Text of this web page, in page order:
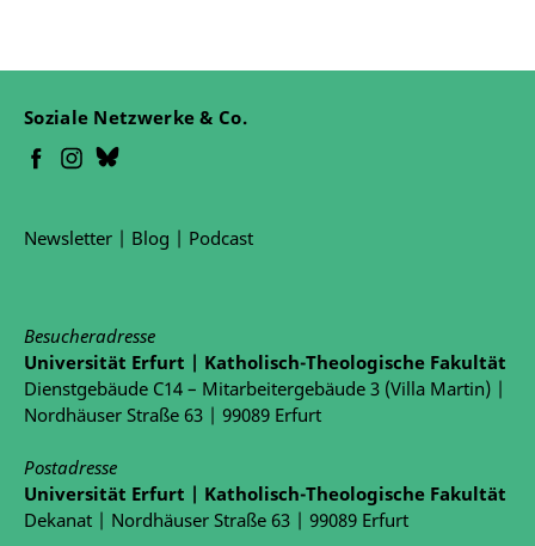
Soziale Netzwerke & Co.
Newsletter | Blog | Podcast
Besucheradresse
Universität Erfurt | Katholisch-Theologische Fakultät
Dienstgebäude C14 – Mitarbeitergebäude 3 (Villa Martin) |
Nordhäuser Straße 63 | 99089 Erfurt
Postadresse
Universität Erfurt | Katholisch-Theologische Fakultät
Dekanat | Nordhäuser Straße 63 | 99089 Erfurt